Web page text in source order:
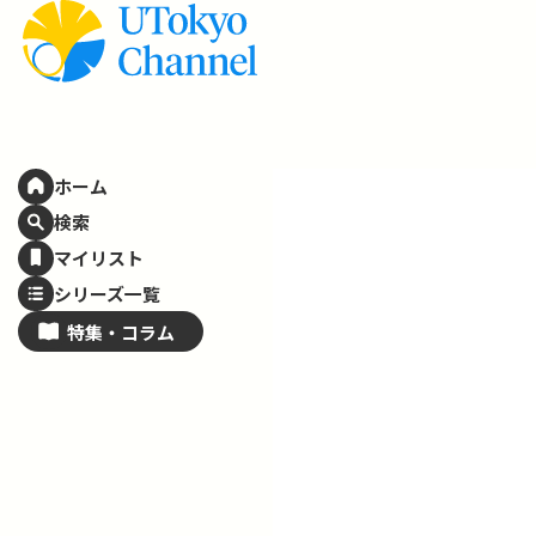
ホーム
検索
マイリスト
シリーズ一覧
特集・ コラム